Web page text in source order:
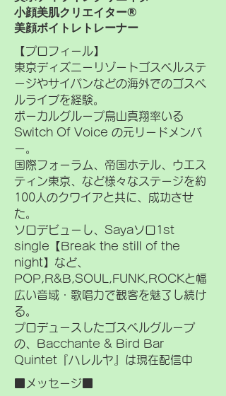
小顔美肌クリエイター®
美顔ボイトレトレーナー
【プロフィール】
東京ディズニーリゾートゴスペルステ
ージやサイパンなどの海外でのゴスペ
ルライブを経験。
ボーカルグループ鳥山真翔率いる
Switch Of Voice の元リードメンバ
ー。
国際フォーラム、帝国ホテル、ウエス
ティン東京、など様々なステージを約
100人のクワイアと共に、成功させ
た。
ソロデビューし、Sayaソロ1st
single【Break the still of the
night】など、
POP,R&B,SOUL,FUNK,ROCKと幅
広い音域・歌唱力で観客を魅了し続け
る。
プロデュースしたゴスペルグループ
の、Bacchante & Bird Bar
Quintet『ハレルヤ』は現在配信中
■メッセージ■